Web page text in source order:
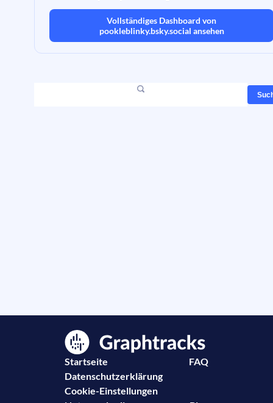
Vollständiges Dashboard von
pookleblinky.bsky.social ansehen
Startseite
FAQ
Datenschutzerklärung
Cookie-Einstellungen